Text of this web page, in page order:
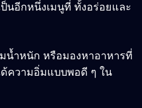
นอีกหนึ่งเมนูที่ ทั้งอร่อยและ
น้ำหนัก หรือมองหาอาหารที่
ความอิ่มแบบพอดี ๆ ใน